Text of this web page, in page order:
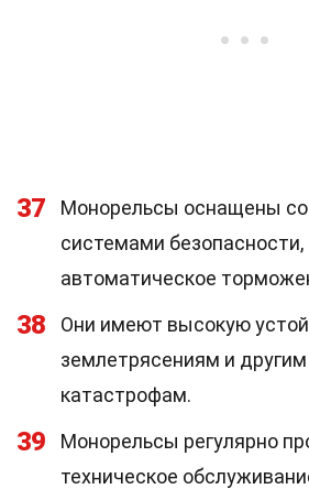
37
Монорельсы оснащены
системами безопасности,
автоматическое
38
Они имеют высокую
землетрясениям и
катастрофам.
39
Монорельсы регулярно
техническое